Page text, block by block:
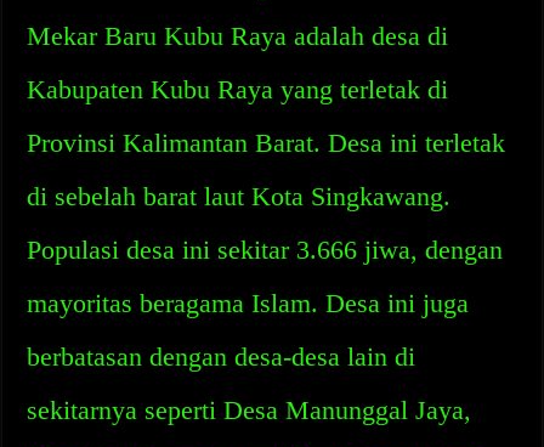
Mekar Baru Kubu Raya adalah desa di
Kabupaten Kubu Raya yang terletak di
Provinsi Kalimantan Barat. Desa ini terletak
di sebelah barat laut Kota Singkawang.
Populasi desa ini sekitar 3.666 jiwa, dengan
mayoritas beragama Islam. Desa ini juga
berbatasan dengan desa-desa lain di
sekitarnya seperti Desa Manunggal Jaya,